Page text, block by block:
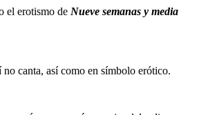
el erotismo de Nueve semanas y media
canta, así como en símbolo erótico.